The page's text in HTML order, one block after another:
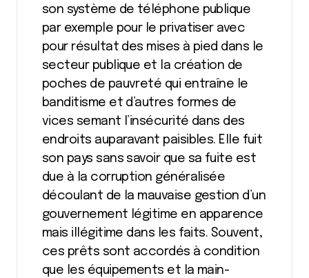
son système de téléphone publique
par exemple pour le privatiser avec
pour résultat des mises à pied dans le
secteur publique et la création de
poches de pauvreté qui entraîne le
banditisme et d’autres formes de
vices semant l’insécurité dans des
endroits auparavant paisibles. Elle fuit
son pays sans savoir que sa fuite est
due à la corruption généralisée
découlant de la mauvaise gestion d’un
gouvernement légitime en apparence
mais illégitime dans les faits. Souvent,
ces prêts sont accordés à condition
que les équipements et la main-